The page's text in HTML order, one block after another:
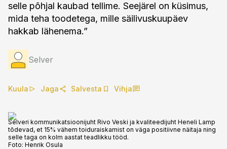
selle põhjal kaubad tellime. Seejärel on küsimus,
mida teha toodetega, mille säilivuskuupäev
hakkab lähenema.”
Selver
Kuula Jaga Salvesta Vihja
Selveri kommunikatsioonijuht Rivo Veski ja kvaliteedijuht Heneli Lamp
tõdevad, et 15% vähem toiduraiskamist on väga positiivne näitaja ning
selle taga on kolm aastat teadlikku tööd.
Foto: Henrik Osula